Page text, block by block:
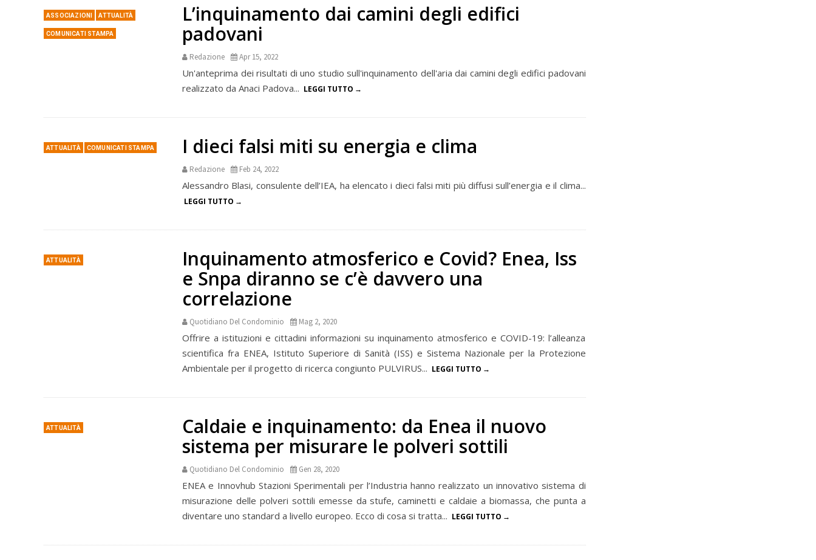
ASSOCIAZIONI ATTUALITÀ
COMUNICATI STAMPA
L’inquinamento dai camini degli edifici
padovani
Redazione Apr 15, 2022
Un'anteprima dei risultati di uno studio sull'inquinamento dell'aria dai camini degli edifici padovani
realizzato da Anaci Padova... LEGGI TUTTO
ATTUALITÀ COMUNICATI STAMPA I dieci falsi miti su energia e clima
Redazione Feb 24, 2022
Alessandro Blasi, consulente dell’IEA, ha elencato i dieci falsi miti più diffusi sull’energia e il clima...
LEGGI TUTTO
ATTUALITÀ
Inquinamento atmosferico e Covid? Enea, Iss
e Snpa diranno se c’è davvero una
correlazione
Quotidiano Del Condominio Mag 2, 2020
Offrire a istituzioni e cittadini informazioni su inquinamento atmosferico e COVID-19: l’alleanza
scientifica fra ENEA, Istituto Superiore di Sanità (ISS) e Sistema Nazionale per la Protezione
Ambientale per il progetto di ricerca congiunto PULVIRUS... LEGGI TUTTO
ATTUALITÀ
Caldaie e inquinamento: da Enea il nuovo
sistema per misurare le polveri sottili
Quotidiano Del Condominio Gen 28, 2020
ENEA e Innovhub Stazioni Sperimentali per l’Industria hanno realizzato un innovativo sistema di
misurazione delle polveri sottili emesse da stufe, caminetti e caldaie a biomassa, che punta a
diventare uno standard a livello europeo. Ecco di cosa si tratta... LEGGI TUTTO